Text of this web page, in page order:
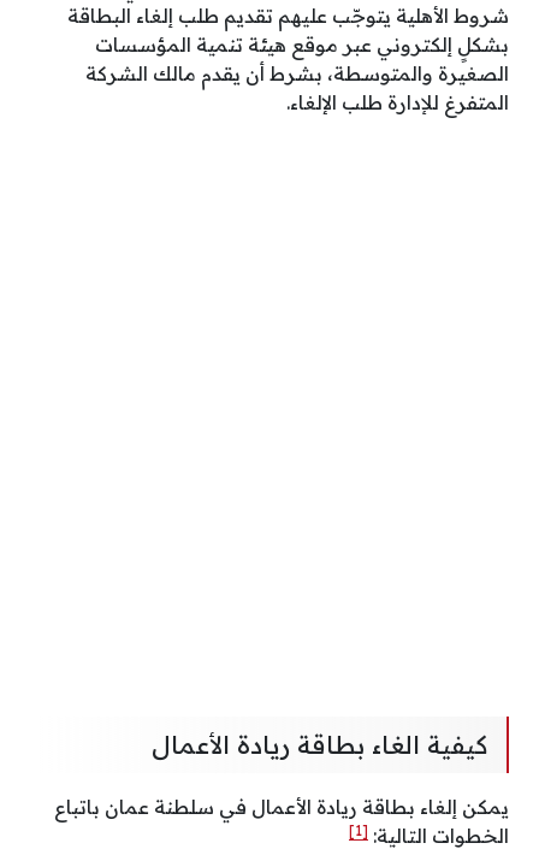
شروط الأهلية يتوجّب عليهم تقديم طلب إلغاء البطاقة
بشكلٍ إلكتروني عبر موقع هيئة تنمية المؤسسات
الصغيرة والمتوسطة، بشرط أن يقدم مالك الشركة
المتفرغ للإدارة طلب الإلغاء.
كيفية الغاء بطاقة ريادة الأعمال
يمكن إلغاء بطاقة ريادة الأعمال في سلطنة عمان باتباع
الخطوات التالية: [1]